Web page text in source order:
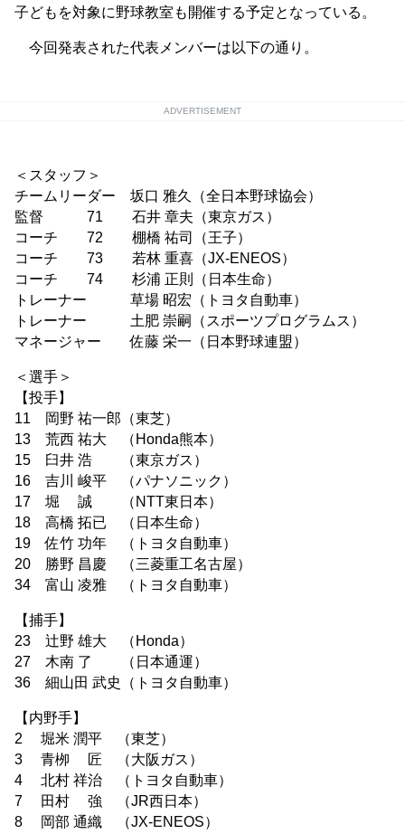
子どもを対象に野球教室も開催する予定となっている。
今回発表された代表メンバーは以下の通り。
ADVERTISEMENT
＜スタッフ＞
チームリーダー 坂口 雅久（全日本野球協会）
監督 71 石井 章夫（東京ガス）
コーチ 72 棚橋 祐司（王子）
コーチ 73 若林 重喜（JX-ENEOS）
コーチ 74 杉浦 正則（日本生命）
トレーナー 草場 昭宏（トヨタ自動車）
トレーナー 土肥 崇嗣（スポーツプログラムス）
マネージャー 佐藤 栄一（日本野球連盟）
＜選手＞
【投手】
11 岡野 祐一郎（東芝）
13 荒西 祐大 （Honda熊本）
15 臼井 浩 （東京ガス）
16 吉川 峻平 （パナソニック）
17 堀 誠 （NTT東日本）
18 高橋 拓已 （日本生命）
19 佐竹 功年 （トヨタ自動車）
20 勝野 昌慶 （三菱重工名古屋）
34 富山 凌雅 （トヨタ自動車）
【捕手】
23 辻󠄀野 雄大 （Honda）
27 木南 了 （日本通運）
36 細山田 武史（トヨタ自動車）
【内野手】
2 堀米 潤平 （東芝）
3 青栁 匠 （大阪ガス）
4 北村 祥治 （トヨタ自動車）
7 田村 強 （JR西日本）
8 岡部 通織 （JX-ENEOS）